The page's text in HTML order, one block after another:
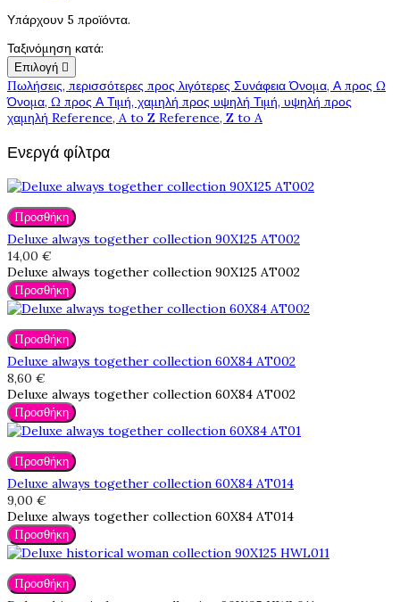
Υπάρχουν 5 προϊόντα.
Ταξινόμηση κατά:
Επιλογή 
Πωλήσεις, περισσότερες προς λιγότερες ΣυνάφειαΌνομα, Α προς Ω
Όνομα, Ω προς ΑΤιμή, χαμηλή προς υψηλή Τιμή, υψηλή προς
χαμηλή Reference, A to Z Reference, Z to A
Ενεργά φίλτρα
Προσθήκη
Deluxe always together collection 90X125 AT002
14,00 €
Deluxe always together collection 90X125 AT002
Προσθήκη
Προσθήκη
Deluxe always together collection 60X84 AT002
8,60 €
Deluxe always together collection 60X84 AT002
Προσθήκη
Προσθήκη
Deluxe always together collection 60X84 AT014
9,00 €
Deluxe always together collection 60X84 AT014
Προσθήκη
Προσθήκη